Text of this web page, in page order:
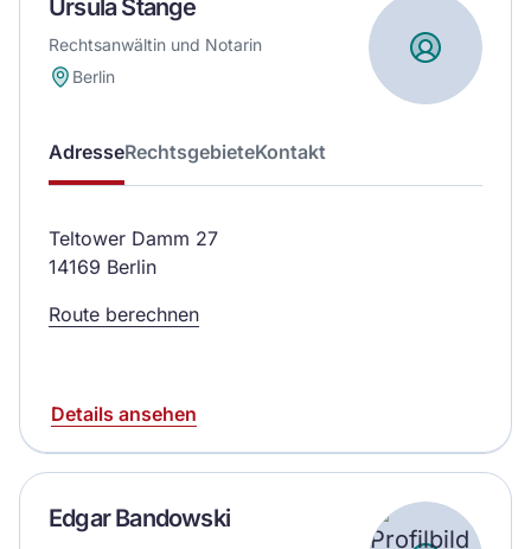
Ursula Stange
Rechtsanwältin und Notarin
Berlin
AdresseRechtsgebieteKontakt
Teltower Damm 27
14169 Berlin
Route berechnen
Details ansehen
Edgar Bandowski